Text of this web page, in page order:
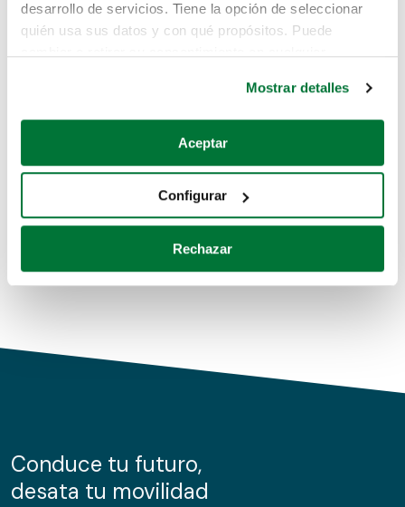
desarrollo de servicios. Tiene la opción de seleccionar
quién usa sus datos y con qué propósitos. Puede
Si lo permite, también quisiéramos:
Recopilar información sobre su ubicación geográfica
Identificar su dispositivo analizándolo activamente
para buscar características específicas (huellas
Obtenga más información sobre cómo se procesan sus
de cookies.
información sobre el uso que haga del sitio web con
nuestros partners de redes sociales, publicidad y análisis
Mostrar detalles
Aceptar
Configurar
Rechazar
Pero puedes encontrar el coche que estás
buscando en alguno de estos enlaces:
Coches de segunda mano
Coches de km0
Conduce tu futuro,
desata tu movilidad